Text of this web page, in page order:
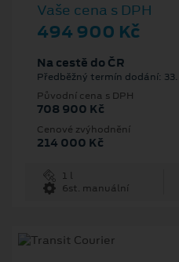
Vaše cena s DPH
494 900 Kč
Na cestě do ČR
Předběžný termín dodání:
Původní cena s DPH
708 900 Kč
Cenové zvýhodnění
214 000 Kč
1 l
6st. manuální